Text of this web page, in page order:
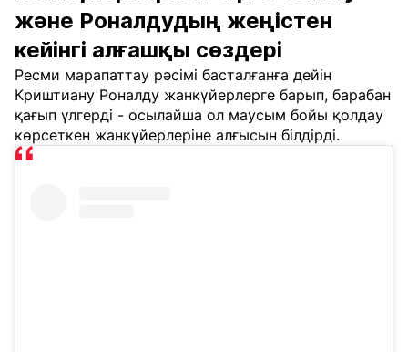
және Роналдудың жеңістен
кейінгі алғашқы сөздері
Ресми марапаттау рәсімі басталғанға дейін
Криштиану Роналду жанкүйерлерге барып, барабан
қағып үлгерді - осылайша ол маусым бойы қолдау
көрсеткен жанкүйерлеріне алғысын білдірді.